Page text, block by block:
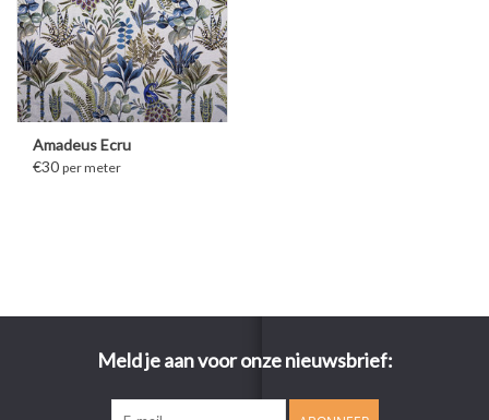
Amadeus Ecru
€30 per meter
Meld je aan voor onze nieuwsbrief: